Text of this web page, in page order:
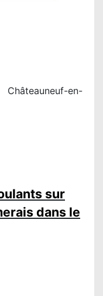
en-
sur
dans le